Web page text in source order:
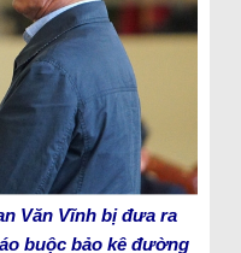
Văn Vĩnh bị đưa ra
buộc bảo kê đường